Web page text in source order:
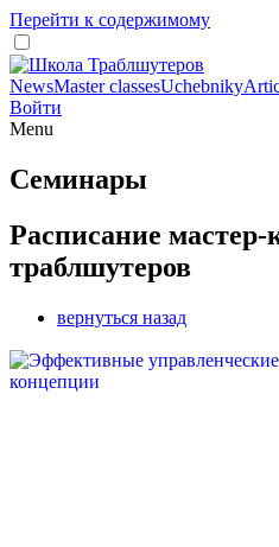
Перейти к содержимому
NewsMaster classesUchebniky
Войти
Menu
Семинары
Расписание мастер-
траблшутеров
вернуться назад